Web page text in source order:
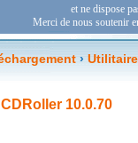
›
CDRoller 10.0.70